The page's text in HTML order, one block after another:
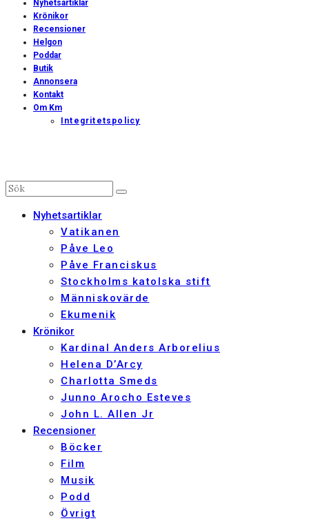
Nyhetsartiklar
Krönikor
Recensioner
Helgon
Poddar
Butik
Annonsera
Kontakt
Om Km
Integritetspolicy
Nyhetsartiklar
Vatikanen
Påve Leo
Påve Franciskus
Stockholms katolska stift
Människovärde
Ekumenik
Krönikor
Kardinal Anders Arborelius
Helena D’Arcy
Charlotta Smeds
Junno Arocho Esteves
John L. Allen Jr
Recensioner
Böcker
Film
Musik
Podd
Övrigt